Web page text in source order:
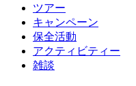
ツアー
キャンペーン
保全活動
アクティビティー
雑談